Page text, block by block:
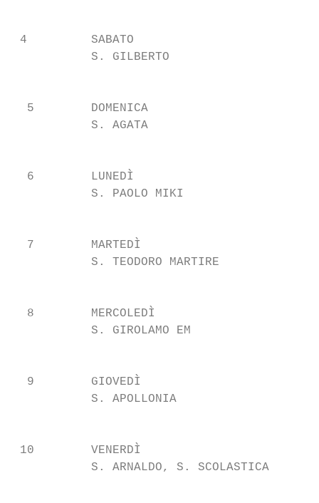
4         SABATO
S. GILBERTO
  5        DOMENICA
S. AGATA
  6        LUNEDÌ
S. PAOLO MIKI
  7        MARTEDÌ
S. TEODORO MARTIRE
  8        MERCOLEDÌ
S. GIROLAMO EM
  9        GIOVEDÌ
S. APOLLONIA
10        VENERDÌ
S. ARNALDO, S. SCOLASTICA